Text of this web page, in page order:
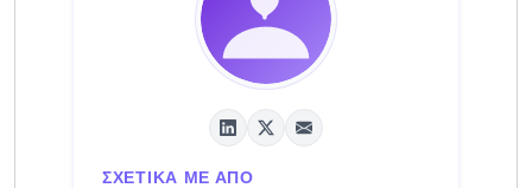
ΣΧΕΤΙΚΆ ΜΕ ΑΠΌ